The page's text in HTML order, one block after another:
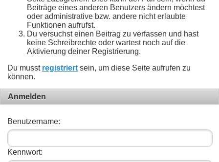
Beiträge eines anderen Benutzers ändern möchtest
oder administrative bzw. andere nicht erlaubte
Funktionen aufrufst.
Du versuchst einen Beitrag zu verfassen und hast
keine Schreibrechte oder wartest noch auf die
Aktivierung deiner Registrierung.
Du musst registriert sein, um diese Seite aufrufen zu
können.
Anmelden
Benutzername:
Kennwort: